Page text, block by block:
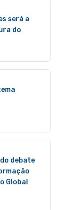
será a
do
debate
Global